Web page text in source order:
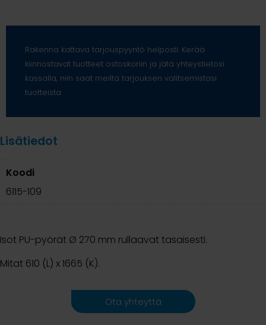
Rakenna kattava tarjouspyyntö helposti. Kerää
kiinnostavat tuotteet ostoskoriin ja jätä yhteystietosi
kassalla, niin saat meiltä tarjouksen valitsemistasi
tuotteista.
Lisätiedot
Koodi
6115-109
Isot PU-pyörät Ø 270 mm rullaavat tasaisesti.
Mitat 610 (L) x 1665 (K).
Ota yhteyttä